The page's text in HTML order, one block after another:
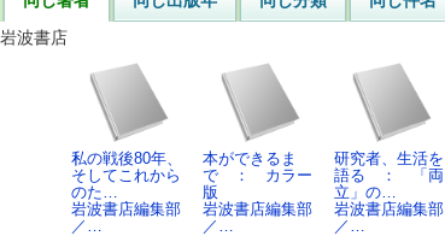
岩波書店
私の戦後80年、
そしてこれから
のた…
岩波書店編集部
／…
本ができるま
で ： カラー
版
岩波書店編集部
／…
研究者、生活を
語る ： 「両
立」の…
岩波書店編集部
／…